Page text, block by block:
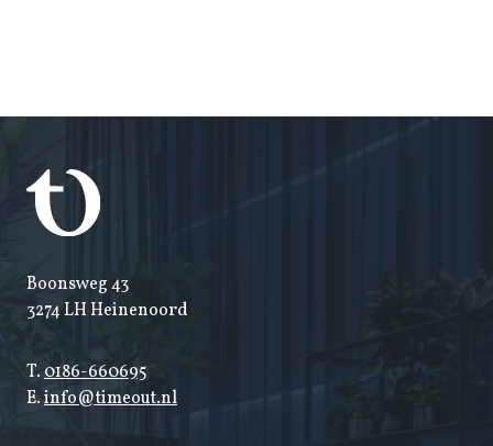
Boonsweg 43
3274 LH Heinenoord
T.0186-660695
E.info@timeout.nl